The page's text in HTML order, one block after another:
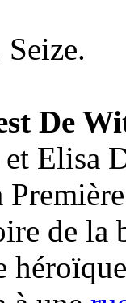
De
Elisa
de la